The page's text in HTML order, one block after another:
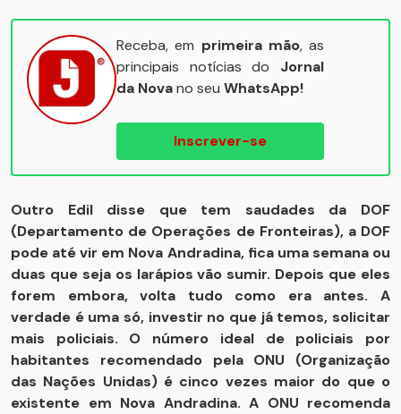
Receba, em primeira mão, as
principais notícias do Jornal
da Novano seu WhatsApp!
Inscrever-se
Outro Edil disse que tem saudades da DOF
(Departamento de Operações de Fronteiras), a DOF
pode até vir em Nova Andradina, fica uma semana ou
duas que seja os larápios vão sumir. Depois que eles
forem embora, volta tudo como era antes. A
verdade é uma só, investir no que já temos, solicitar
mais policiais. O número ideal de policiais por
habitantes recomendado pela ONU (Organização
das Nações Unidas) é cinco vezes maior do que o
existente em Nova Andradina. A ONU recomenda